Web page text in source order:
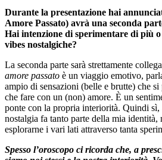
Durante la presentazione hai
Amore Passato) avrà una seconda
Hai intenzione di sperimentare di più
vibes nostalgiche?
La seconda parte sarà strettamente
amore passato è un viaggio emotivo,
ampio di sensazioni (belle e brutte) che
che fare con un (non) amore. È un
ponte con la propria interiorità. Quindi
nostalgia fa tanto parte della mia identità,
esplorarne i vari lati attraverso tanta
Spesso l’oroscopo ci ricorda che, a